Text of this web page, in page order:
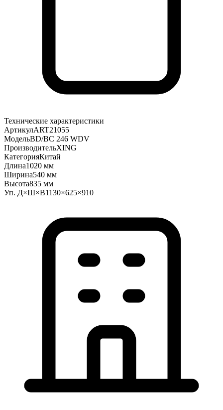
Технические характеристики
АртикулART21055
МодельBD/BC 246 WDV
ПроизводительXING
КатегорияКитай
Длина1020 мм
Ширина540 мм
Высота835 мм
Уп. Д×Ш×В1130×625×910